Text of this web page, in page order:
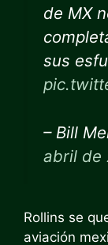
de MX
sus
– Bill
abril de
Rollins se
aviación